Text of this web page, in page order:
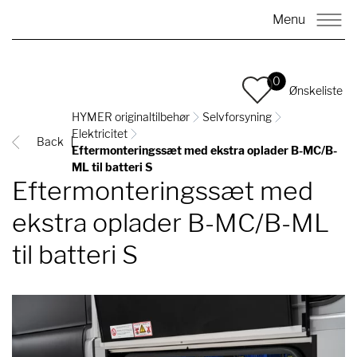
Menu
0
Ønskeliste
Back
HYMER originaltilbehør
Selvforsyning
Elektricitet
Eftermonteringssæt med ekstra oplader B-MC/B-
ML til batteri S
Eftermonteringssæt med
ekstra oplader B-MC/B-ML
til batteri S